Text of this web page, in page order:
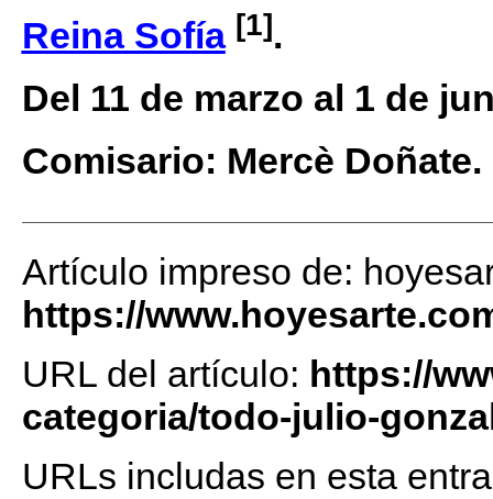
Reina Sofía [1].
Del 11 de marzo al 1 de
Comisario: Mercè Doñate.
Artículo impreso de:
https://
URL del artículo: https://
categoria/todo-julio-
URLs includas en esta